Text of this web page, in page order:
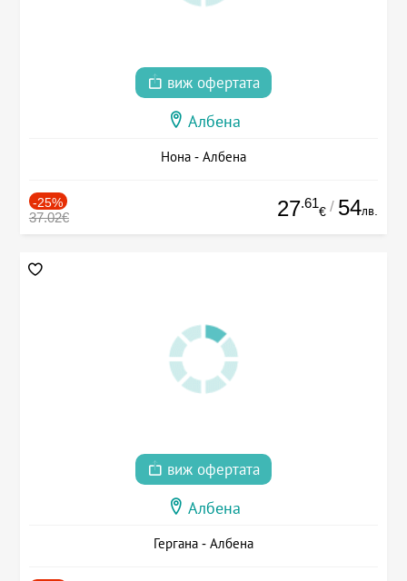
виж офертата
Албена
Нона - Албена
-25%
37.02€ 27.61
€ / 54лв.
виж офертата
Албена
Гергана - Албена